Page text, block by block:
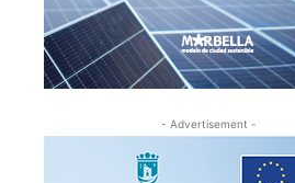
- Advertisement -